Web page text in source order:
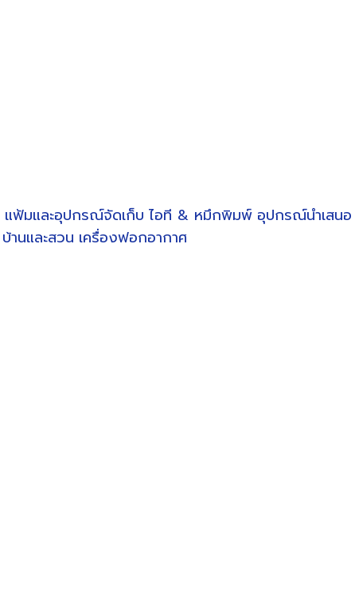
แฟ้มและอุปกรณ์จัดเก็บ ไอที & หมึกพิมพ์ อุปกรณ์นำเสนอ
บ้านและสวน เครื่องฟอกอากาศ